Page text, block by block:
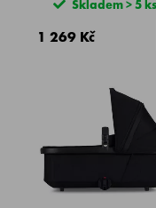
Skladem > 5 ks
1 269 Kč